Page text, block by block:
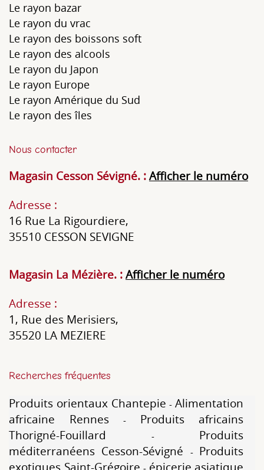
Le rayon bazar
Le rayon du vrac
Le rayon des boissons soft
Le rayon des alcools
Le rayon du Japon
Le rayon Europe
Le rayon Amérique du Sud
Le rayon des îles
Nous contacter
Magasin Cesson Sévigné. :Afficher le numéro
Adresse :
16 Rue La Rigourdiere,
35510 CESSON SEVIGNE
Magasin La Mézière. :Afficher le numéro
Adresse :
1, Rue des Merisiers,
35520 LA MEZIERE
Recherches fréquentes
Produits orientaux Chantepie
Alimentation
africaine Rennes
Produits africains
Thorigné-Fouillard
Produits
méditerranéens Cesson-Sévigné
Produits